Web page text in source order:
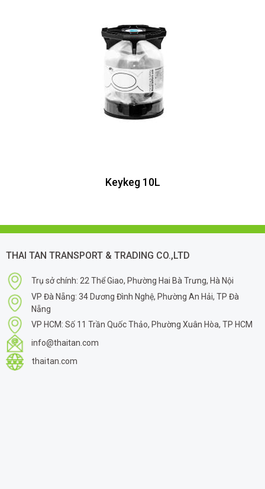
Keykeg 10L
THAI TAN TRANSPORT & TRADING CO.,LTD
Trụ sở chính: 22 Thể Giao, Phường Hai Bà Trưng, Hà Nội
VP Đà Nẵng: 34 Dương Đình Nghệ, Phường An Hải, TP Đà
Nẵng
VP HCM: Số 11 Trần Quốc Thảo, Phường Xuân Hòa, TP HCM
info@thaitan.com
thaitan.com